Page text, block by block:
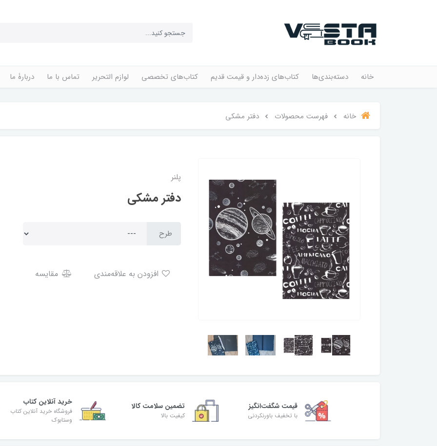
خانه دسته‌بندی‌ها کتاب‌های زده‌دار و قیمت قدیم کتاب‌های تخصصی لوازم التحریر تماس با ما دربارۀ ما
خانه فهرست محصولات دفتر مشکی
پلنر
دفتر مشکی
طرح
مقایسه
قیمت شگفت‌انگیز
با تخفیف باورنکردنی
تضمین سلامت کالا
کیفیت بالا
خرید آنلاین کتاب
فروشگاه خرید آنلاین کتاب
وستابوک